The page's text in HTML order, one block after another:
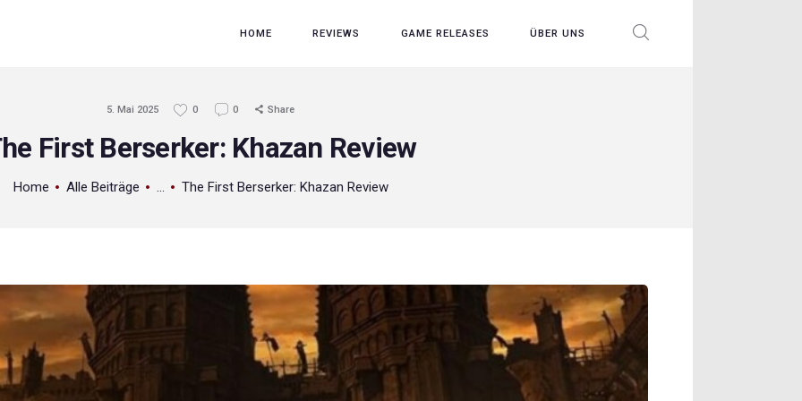
HOME REVIEWS GAME RELEASES ÜBER UNS
5. Mai 2025 0 0 Share
First Berserker: Khazan Review
Home Alle Beiträge ... The First Berserker: Khazan Review
GAME RELEASES
ÜBER UNS